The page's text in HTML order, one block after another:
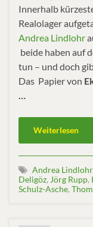
Innerhalb
Realolager
Andrea Lindlohr
beide haben auf
tun – und doch
Das Papier von
Weiterlesen
Andrea Lindlohr,
Deligöz, Jörg Rupp,
Schulz-Asche,